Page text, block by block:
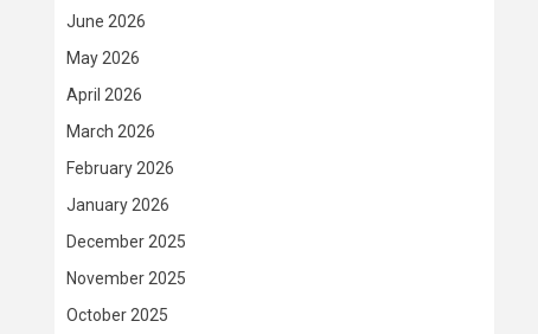
June 2026
May 2026
April 2026
March 2026
February 2026
January 2026
December 2025
November 2025
October 2025